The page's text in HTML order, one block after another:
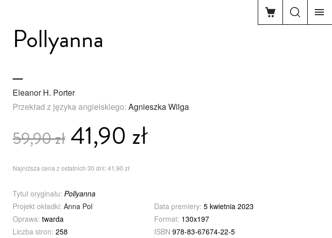
Pollyanna
Eleanor H. Porter
Przekład z języka angielskiego: Agnieszka Wilga
59,90 zł41,90 zł
Najniższa cena z ostatnich 30 dni: 41,90 zł
Tytuł oryginału: Pollyanna
Projekt okładki: Anna Pol Data premiery: 5 kwietnia 2023
Oprawa: twarda Format: 130x197
Liczba stron: 258 ISBN 978-83-67674-22-5